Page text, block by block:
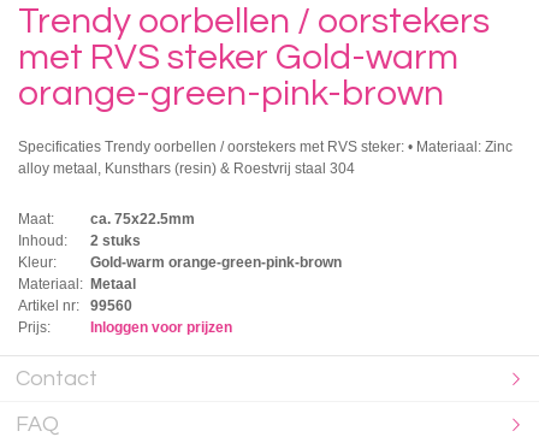
Trendy oorbellen / oorstekers
met RVS steker Gold-warm
orange-green-pink-brown
Specificaties Trendy oorbellen / oorstekers met RVS steker: • Materiaal: Zinc
alloy metaal, Kunsthars (resin) & Roestvrij staal 304
Maat:
ca. 75x22.5mm
Inhoud:
2 stuks
Kleur:
Gold-warm orange-green-pink-brown
Materiaal: Metaal
Artikel nr:
99560
Prijs:
Inloggen voor prijzen
Contact
FAQ